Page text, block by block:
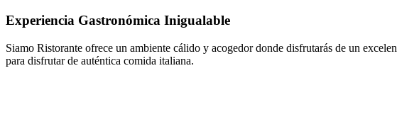
Experiencia Gastronómica Inigualable
Siamo Ristorante ofrece un ambiente cálido y acogedor donde disfrutarás de un
para disfrutar de auténtica comida italiana.